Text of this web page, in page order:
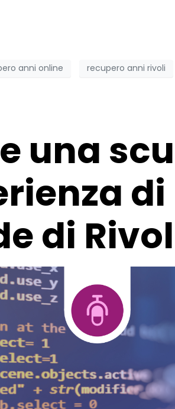
anni online
recupero anni rivoli
una
di